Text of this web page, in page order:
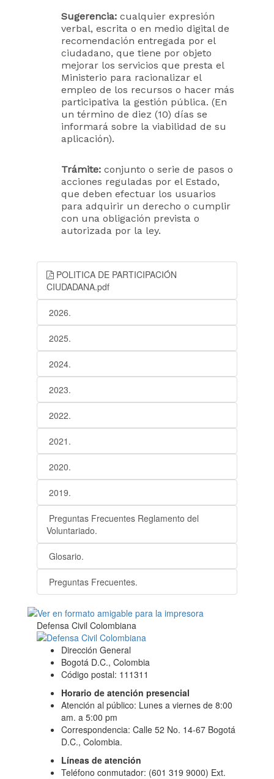
Sugerencia: cualquier expresión
verbal, escrita o en medio digital de
recomendación entregada por el
ciudadano, que tiene por objeto
mejorar los servicios que presta el
Ministerio para racionalizar el
empleo de los recursos o hacer más
participativa la gestión pública. (En
un término de diez (10) días se
informará sobre la viabilidad de su
aplicación).
Trámite: conjunto o serie de pasos o
acciones reguladas por el Estado,
que deben efectuar los usuarios
para adquirir un derecho o cumplir
con una obligación prevista o
autorizada por la ley.
POLITICA DE PARTICIPACIÓN
CIUDADANA.pdf
2026.
2025.
2024.
2023.
2022.
2021.
2020.
2019.
Preguntas Frecuentes Reglamento del
Voluntariado.
Glosario.
Preguntas Frecuentes.
Defensa Civil Colombiana
Dirección General
Bogotá D.C., Colombia
Código postal: 111311
Horario de atención presencial
Atención al público: Lunes a viernes de 8:00
am. a 5:00 pm
Correspondencia: Calle 52 No. 14-67 Bogotá
D.C., Colombia.
Líneas de atención
Teléfono conmutador: (601 319 9000) Ext.